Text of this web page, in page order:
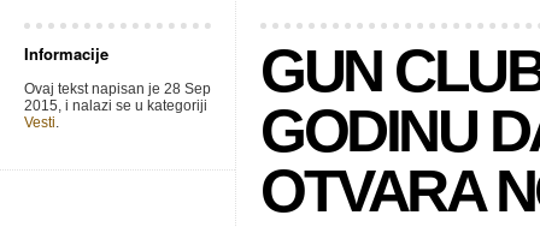
Informacije
Ovaj tekst napisan je 28 Sep
2015, i nalazi se u kategoriji
Vesti.
GUN
GODINU
OTVARA